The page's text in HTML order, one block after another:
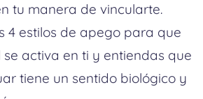
tu manera de vincularte.
4 estilos de apego para que
activa en ti y entiendas que
tiene un sentido biológico y